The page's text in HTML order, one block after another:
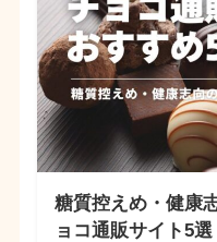
糖質控えめ・健康
ョコ通販サイト5選